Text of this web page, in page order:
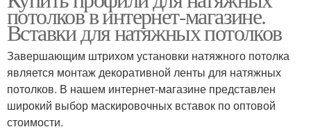
потолков в интернет-магазине.
Вставки для натяжных потолков
Завершающим штрихом установки натяжного потолка
является монтаж декоративной ленты для натяжных
потолков. В нашем интернет-магазине представлен
широкий выбор маскировочных вставок по оптовой
стоимости.